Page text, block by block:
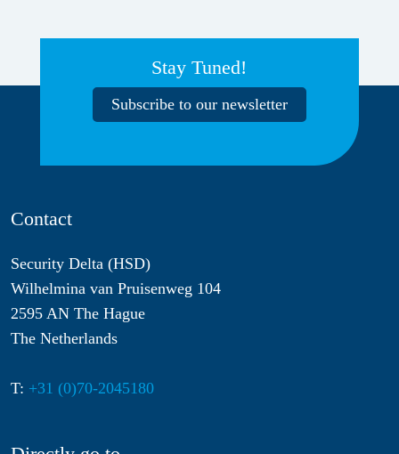
Stay Tuned!
Subscribe to our newsletter
Contact
Security Delta (HSD)
Wilhelmina van Pruisenweg 104
2595 AN The Hague
The Netherlands
T: +31 (0)70-2045180